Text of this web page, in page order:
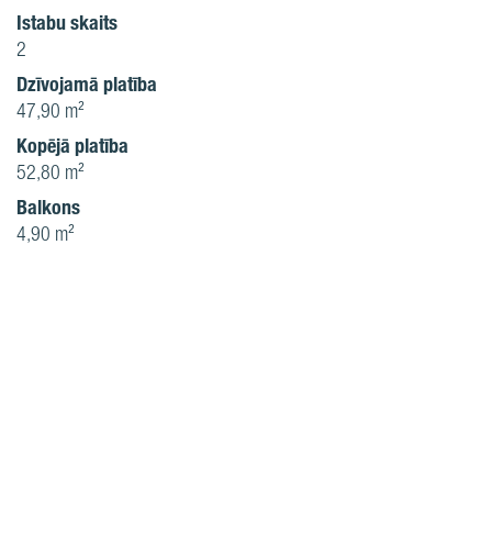
Istabu skaits
2
Dzīvojamā platība
47,90 m²
Kopējā platība
52,80 m²
Balkons
4,90 m²